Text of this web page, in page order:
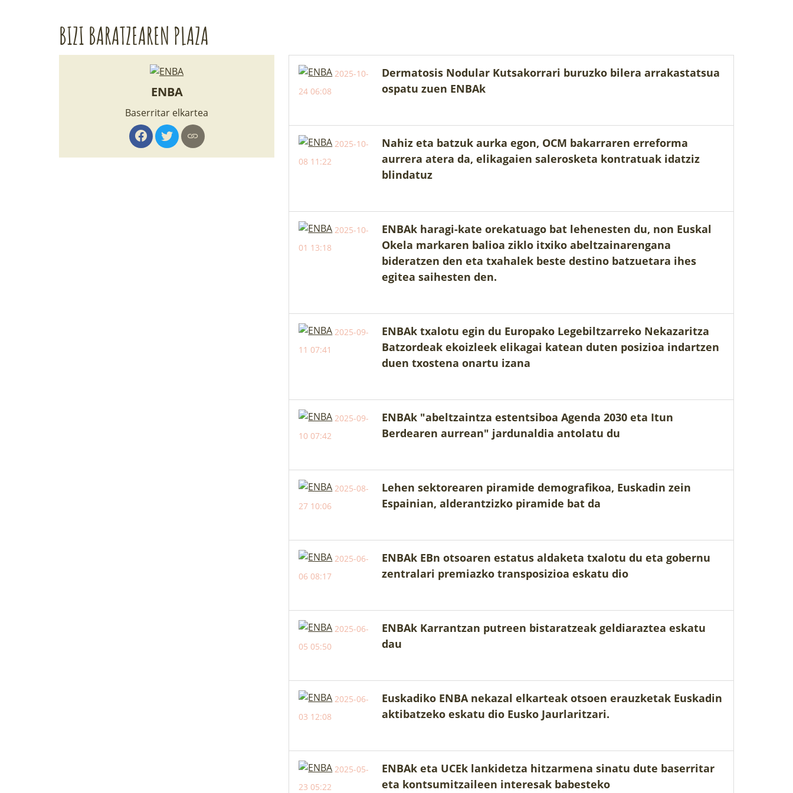
BIZI BARATZEAREN PLAZA
ENBA
Baserritar elkartea
2025-10-
24 06:08
Dermatosis Nodular Kutsakorrari buruzko bilera arrakastatsua
ospatu zuen ENBAk
2025-10-
08 11:22
Nahiz eta batzuk aurka egon, OCM bakarraren erreforma
aurrera atera da, elikagaien salerosketa kontratuak idatziz
blindatuz
2025-10-
01 13:18
ENBAk haragi-kate orekatuago bat lehenesten du, non Euskal
Okela markaren balioa ziklo itxiko abeltzainarengana
bideratzen den eta txahalek beste destino batzuetara ihes
egitea saihesten den.
2025-09-
11 07:41
ENBAk txalotu egin du Europako Legebiltzarreko Nekazaritza
Batzordeak ekoizleek elikagai katean duten posizioa indartzen
duen txostena onartu izana
2025-09-
10 07:42
ENBAk "abeltzaintza estentsiboa Agenda 2030 eta Itun
Berdearen aurrean" jardunaldia antolatu du
2025-08-
27 10:06
Lehen sektorearen piramide demografikoa, Euskadin zein
Espainian, alderantzizko piramide bat da
2025-06-
06 08:17
ENBAk EBn otsoaren estatus aldaketa txalotu du eta gobernu
zentralari premiazko transposizioa eskatu dio
2025-06-
05 05:50
ENBAk Karrantzan putreen bistaratzeak geldiaraztea eskatu
dau
2025-06-
03 12:08
Euskadiko ENBA nekazal elkarteak otsoen erauzketak Euskadin
aktibatzeko eskatu dio Eusko Jaurlaritzari.
2025-05-
23 05:22
ENBAk eta UCEk lankidetza hitzarmena sinatu dute baserritar
eta kontsumitzaileen interesak babesteko